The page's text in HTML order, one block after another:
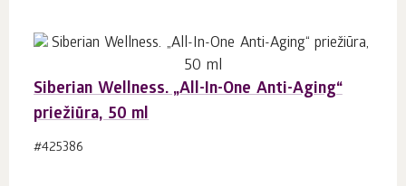
Siberian Wellness. „All-In-One Anti-Aging“
priežiūra, 50 ml
#425386